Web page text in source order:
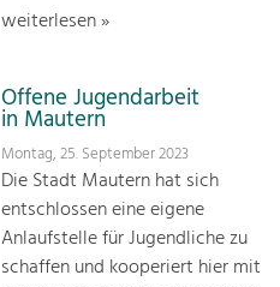
weiterlesen »
Offene Jugendarbeit
in Mautern
Montag, 25. September 2023
Die Stadt Mautern hat sich
entschlossen eine eigene
Anlaufstelle für Jugendliche zu
schaffen und kooperiert hier mit